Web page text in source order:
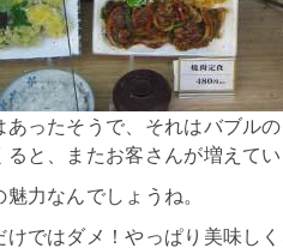
ったそうで、それはバブル
と、またお客さんが増えてい
力なんでしょうね。
ではダメ！やっぱり美味し